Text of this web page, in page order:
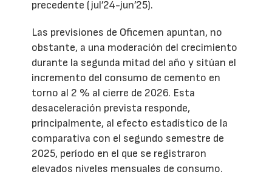
precedente (jul’24-jun’25).
Las previsiones de Oficemen apuntan, no
obstante, a una moderación del crecimiento
durante la segunda mitad del año y sitúan el
incremento del consumo de cemento en
torno al 2 % al cierre de 2026. Esta
desaceleración prevista responde,
principalmente, al efecto estadístico de la
comparativa con el segundo semestre de
2025, período en el que se registraron
elevados niveles mensuales de consumo.